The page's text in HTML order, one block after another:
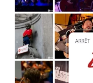
2025 Une année